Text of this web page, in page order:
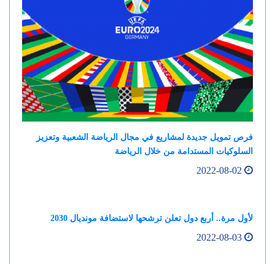
فرص تمويل جديدة لمشاريع في مجال الرياضة الشعبية وتعزيز
السلوكيات المستدامة من خلال الرياضة
لأول مرة.. أربع دول تعلن ترشحها لاستضافة مونديال 2030